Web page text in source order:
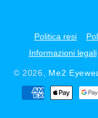
Politica resi
Informazioni legali
© 2026, Me2
Metodi